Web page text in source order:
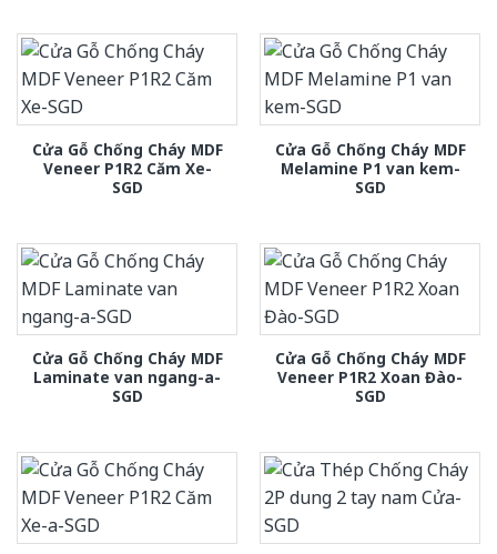
Cửa Gỗ Chống Cháy MDF
Veneer P1R2 Căm Xe-
SGD
Cửa Gỗ Chống Cháy MDF
Melamine P1 van kem-
SGD
Cửa Gỗ Chống Cháy MDF
Laminate van ngang-a-
SGD
Cửa Gỗ Chống Cháy MDF
Veneer P1R2 Xoan Đào-
SGD